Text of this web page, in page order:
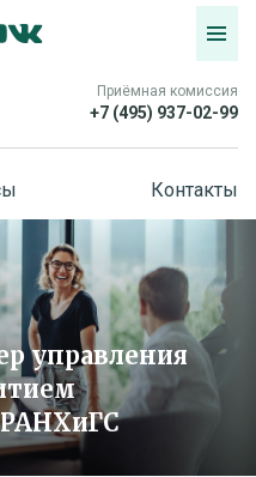
Приёмная комиссия
+7 (495) 937-02-99
Контакты
управления